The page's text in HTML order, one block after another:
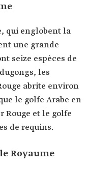
qui englobent la
une grande
seize espèces de
les
abrite environ
le golfe Arabe en
Rouge et le golfe
de requins.
Royaume